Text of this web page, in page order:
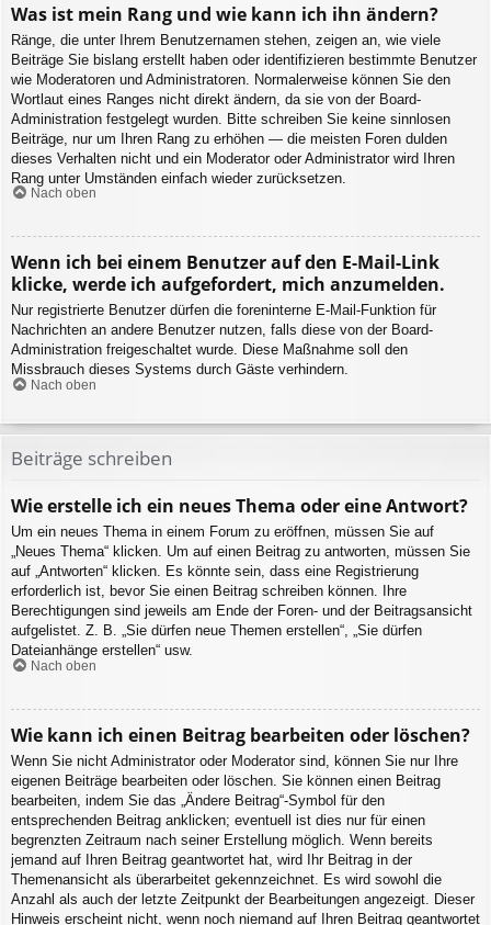
Was ist mein Rang und wie kann ich ihn ändern?
Ränge, die unter Ihrem Benutzernamen stehen, zeigen an, wie viele
Beiträge Sie bislang erstellt haben oder identifizieren bestimmte Benutzer
wie Moderatoren und Administratoren. Normalerweise können Sie den
Wortlaut eines Ranges nicht direkt ändern, da sie von der Board-
Administration festgelegt wurden. Bitte schreiben Sie keine sinnlosen
Beiträge, nur um Ihren Rang zu erhöhen — die meisten Foren dulden
dieses Verhalten nicht und ein Moderator oder Administrator wird Ihren
Rang unter Umständen einfach wieder zurücksetzen.
Nach oben
Wenn ich bei einem Benutzer auf den E-Mail-Link
klicke, werde ich aufgefordert, mich anzumelden.
Nur registrierte Benutzer dürfen die foreninterne E-Mail-Funktion für
Nachrichten an andere Benutzer nutzen, falls diese von der Board-
Administration freigeschaltet wurde. Diese Maßnahme soll den
Missbrauch dieses Systems durch Gäste verhindern.
Nach oben
Beiträge schreiben
Wie erstelle ich ein neues Thema oder eine Antwort?
Um ein neues Thema in einem Forum zu eröffnen, müssen Sie auf
„Neues Thema“ klicken. Um auf einen Beitrag zu antworten, müssen Sie
auf „Antworten“ klicken. Es könnte sein, dass eine Registrierung
erforderlich ist, bevor Sie einen Beitrag schreiben können. Ihre
Berechtigungen sind jeweils am Ende der Foren- und der Beitragsansicht
aufgelistet. Z. B. „Sie dürfen neue Themen erstellen“, „Sie dürfen
Dateianhänge erstellen“ usw.
Nach oben
Wie kann ich einen Beitrag bearbeiten oder löschen?
Wenn Sie nicht Administrator oder Moderator sind, können Sie nur Ihre
eigenen Beiträge bearbeiten oder löschen. Sie können einen Beitrag
bearbeiten, indem Sie das „Ändere Beitrag“-Symbol für den
entsprechenden Beitrag anklicken; eventuell ist dies nur für einen
begrenzten Zeitraum nach seiner Erstellung möglich. Wenn bereits
jemand auf Ihren Beitrag geantwortet hat, wird Ihr Beitrag in der
Themenansicht als überarbeitet gekennzeichnet. Es wird sowohl die
Anzahl als auch der letzte Zeitpunkt der Bearbeitungen angezeigt. Dieser
Hinweis erscheint nicht, wenn noch niemand auf Ihren Beitrag geantwortet